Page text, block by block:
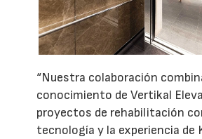
“Nuestra colaboración
conocimiento de Vertikal
proyectos de rehabilitación
tecnología y la experiencia de